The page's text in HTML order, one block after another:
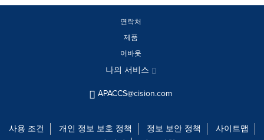
will
will
update
연락처
제품
어바웃
나의 서비스
APACCS@cision.com
사용 조건 개인 정보 보호 정책 정보 보안 정책
사이트맵